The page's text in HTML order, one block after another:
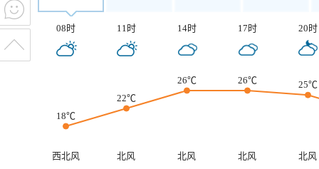
08时 11时 14时 17时 20时
18℃
22℃
26℃ 26℃ 25℃
西北风 北风 北风 北风
北风